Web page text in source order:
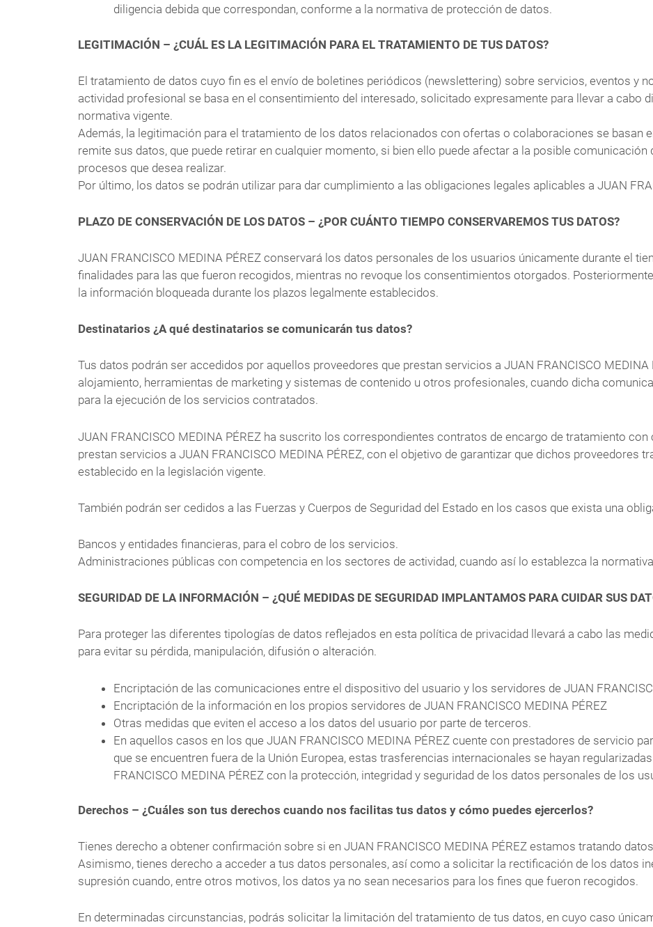
diligencia debida que correspondan, conforme a la normativa de protección de datos.
LEGITIMACIÓN – ¿CUÁL ES LA LEGITIMACIÓN PARA EL TRATAMIENTO DE TUS DATOS?
El tratamiento de datos cuyo fin es el envío de boletines periódicos (newslettering) sobre servicios, eventos y
actividad profesional se basa en el consentimiento del interesado, solicitado expresamente para llevar a cabo
normativa vigente.
Además, la legitimación para el tratamiento de los datos relacionados con ofertas o colaboraciones se basan
remite sus datos, que puede retirar en cualquier momento, si bien ello puede afectar a la posible
procesos que desea realizar.
Por último, los datos se podrán utilizar para dar cumplimiento a las obligaciones legales aplicables a JUAN
PLAZO DE CONSERVACIÓN DE LOS DATOS – ¿POR CUÁNTO TIEMPO CONSERVAREMOS TUS DATOS?
JUAN FRANCISCO MEDINA PÉREZ conservará los datos personales de los usuarios únicamente durante el
finalidades para las que fueron recogidos, mientras no revoque los consentimientos otorgados.
la información bloqueada durante los plazos legalmente establecidos.
Destinatarios ¿A qué destinatarios se comunicarán tus datos?
Tus datos podrán ser accedidos por aquellos proveedores que prestan servicios a JUAN FRANCISCO
alojamiento, herramientas de marketing y sistemas de contenido u otros profesionales, cuando dicha
para la ejecución de los servicios contratados.
JUAN FRANCISCO MEDINA PÉREZ ha suscrito los correspondientes contratos de encargo de tratamiento
prestan servicios a JUAN FRANCISCO MEDINA PÉREZ, con el objetivo de garantizar que dichos proveedores
establecido en la legislación vigente.
También podrán ser cedidos a las Fuerzas y Cuerpos de Seguridad del Estado en los casos que exista una
Bancos y entidades financieras, para el cobro de los servicios.
Administraciones públicas con competencia en los sectores de actividad, cuando así lo establezca la
SEGURIDAD DE LA INFORMACIÓN – ¿QUÉ MEDIDAS DE SEGURIDAD IMPLANTAMOS PARA CUIDAR SUS
Para proteger las diferentes tipologías de datos reflejados en esta política de privacidad llevará a cabo las
para evitar su pérdida, manipulación, difusión o alteración.
Encriptación de las comunicaciones entre el dispositivo del usuario y los servidores de JUAN
Encriptación de la información en los propios servidores de JUAN FRANCISCO MEDINA PÉREZ
Otras medidas que eviten el acceso a los datos del usuario por parte de terceros.
En aquellos casos en los que JUAN FRANCISCO MEDINA PÉREZ cuente con prestadores de servicio
que se encuentren fuera de la Unión Europea, estas trasferencias internacionales se hayan
FRANCISCO MEDINA PÉREZ con la protección, integridad y seguridad de los datos personales de los
Derechos – ¿Cuáles son tus derechos cuando nos facilitas tus datos y cómo puedes ejercerlos?
Tienes derecho a obtener confirmación sobre si en JUAN FRANCISCO MEDINA PÉREZ estamos tratando
Asimismo, tienes derecho a acceder a tus datos personales, así como a solicitar la rectificación de los datos
supresión cuando, entre otros motivos, los datos ya no sean necesarios para los fines que fueron recogidos.
En determinadas circunstancias, podrás solicitar la limitación del tratamiento de tus datos, en cuyo caso